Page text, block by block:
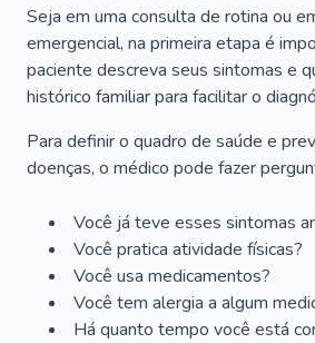
Seja em uma consulta de rotina ou
emergencial, na primeira etapa é
paciente descreva seus sintomas e
histórico familiar para facilitar o
Para definir o quadro de saúde e
doenças, o médico pode fazer
Você já teve esses sintomas
Você pratica atividade físicas?
Você usa medicamentos?
Você tem alergia a algum
Há quanto tempo você está